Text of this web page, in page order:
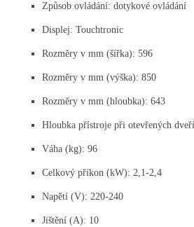
Způsob ovládání: dotykové ovládání
Displej: Touchtronic
Rozměry v mm (šířka): 596
Rozměry v mm (výška): 850
Rozměry v mm (hloubka): 643
Hloubka přístroje při otevřených
Váha (kg): 96
Celkový příkon (kW): 2,1-2,4
Napětí (V): 220-240
Jištění (A): 10